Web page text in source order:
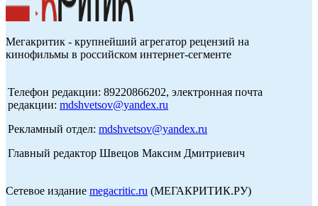
Мегакритик - крупнейший агрегатор рецензий на
кинофильмы в российском интернет-сегменте
Телефон редакции: 89220866202, электронная почта
редакции: mdshvetsov@yandex.ru
Рекламный отдел: mdshvetsov@yandex.ru
Главный редактор Швецов Максим Дмитриевич
Сетевое издание megacritic.ru (МЕГАКРИТИК.РУ)